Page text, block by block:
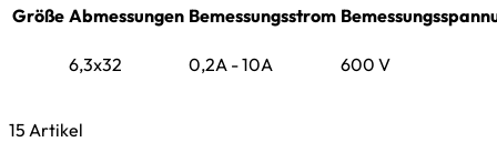
Größe Abmessungen Bemessungsstrom
6,3x32 0,2A - 10A 600 V
15 Artikel